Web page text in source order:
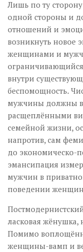
Лишь по ту
одной стороны и
отношений и
возникнуть новое
женщинами и
ограничивающийся
внутри
беспомощность.
мужчины должны в
расщеплёнными
семейной жизни,
напротив, сам
до экономическо-
эмансипация
мужчин в
поведении женщин
ласковая жёнушка,
Помимо
женщины-вамп и